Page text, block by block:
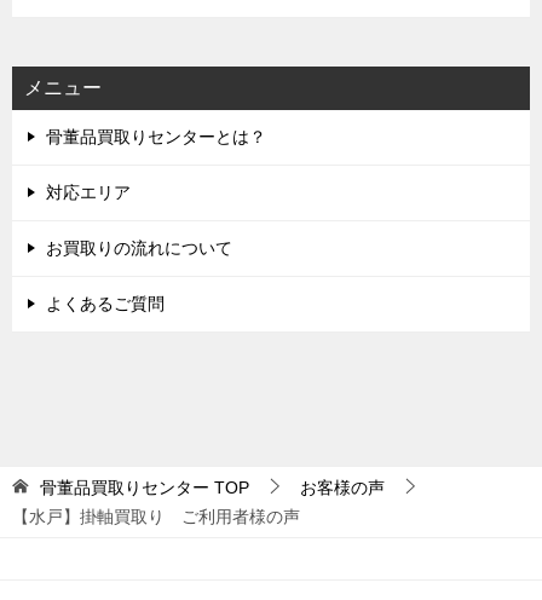
メニュー
骨董品買取りセンターとは？
対応エリア
お買取りの流れについて
よくあるご質問
骨董品買取りセンター TOP
お客様の声
【水戸】掛軸買取り ご利用者様の声